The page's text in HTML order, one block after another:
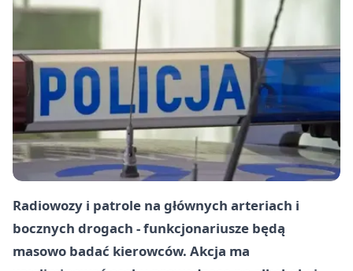
Radiowozy i patrole na głównych arteriach i
bocznych drogach - funkcjonariusze będą
masowo badać kierowców. Akcja ma